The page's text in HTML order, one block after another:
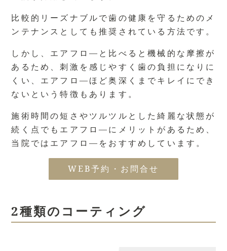
比較的リーズナブルで歯の健康を守るためのメ
ンテナンスとしても推奨されている方法です。
しかし、エアフロ―と比べると機械的な摩擦が
あるため、刺激を感じやすく歯の負担になりに
くい、エアフロ―ほど奥深くまでキレイにでき
ないという特徴もあります。
施術時間の短さやツルツルとした綺麗な状態が
続く点でもエアフロ―にメリットがあるため、
当院ではエアフロ―をおすすめしています。
WEB予約・お問合せ
2種類のコーティング